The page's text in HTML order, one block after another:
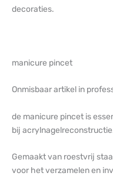
decoraties.
manicure pincet
Onmisbaar artikel in
de manicure pincet is
bij
Gemaakt van roestvrij
voor het verzamelen en